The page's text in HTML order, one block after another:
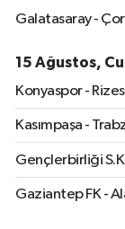
Galatasaray -
15 Ağustos,
Konyaspor -
Kasımpaşa -
Gençlerbirliği
Gaziantep FK -